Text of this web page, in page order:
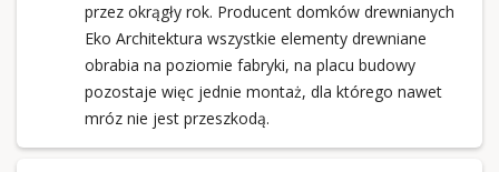
przez okrągły rok. Producent domków drewnianych
Eko Architektura wszystkie elementy drewniane
obrabia na poziomie fabryki, na placu budowy
pozostaje więc jednie montaż, dla którego nawet
mróz nie jest przeszkodą.